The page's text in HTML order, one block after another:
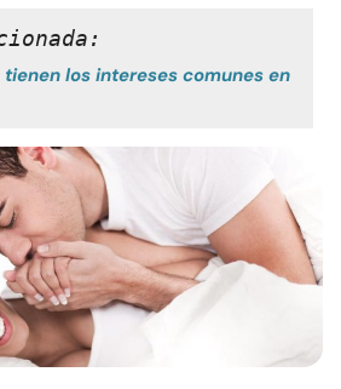
los intereses comunes en